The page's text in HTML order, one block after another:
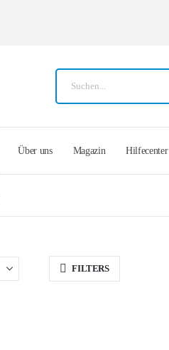
Über uns Magazin Hilfecenter
FILTERS